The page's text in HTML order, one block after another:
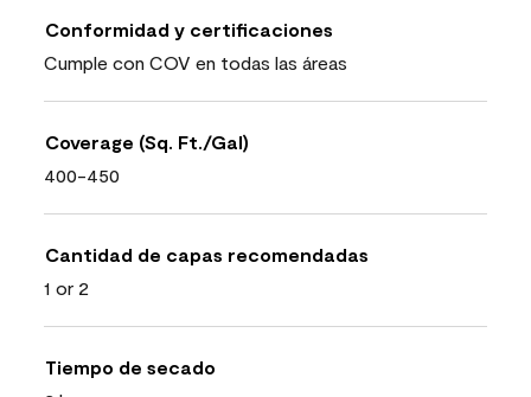
Conformidad y certificaciones
Cumple con COV en todas las áreas
Coverage (Sq. Ft./Gal)
400-450
Cantidad de capas recomendadas
1 or 2
Tiempo de secado